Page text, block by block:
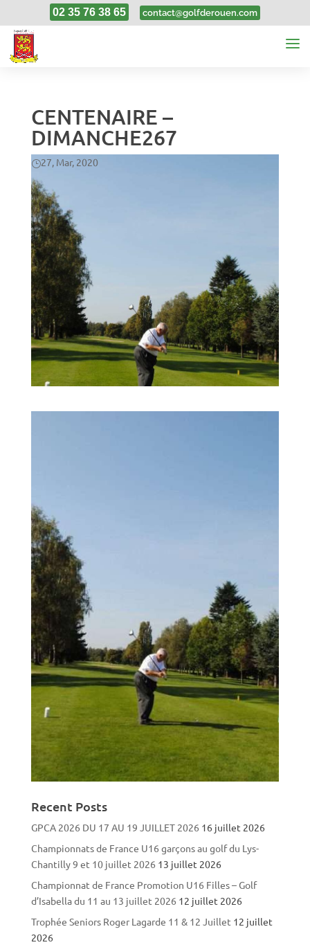
02 35 76 38 65 contact@golfderouen.com
CENTENAIRE –
DIMANCHE267
27, Mar, 2020
Recent Posts
GPCA 2026 DU 17 AU 19 JUILLET 2026 16 juillet 2026
Championnats de France U16 garçons au golf du Lys-
Chantilly 9 et 10 juillet 2026 13 juillet 2026
Championnat de France Promotion U16 Filles – Golf
d’Isabella du 11 au 13 juillet 2026 12 juillet 2026
Trophée Seniors Roger Lagarde 11 & 12 Juillet 12 juillet
2026